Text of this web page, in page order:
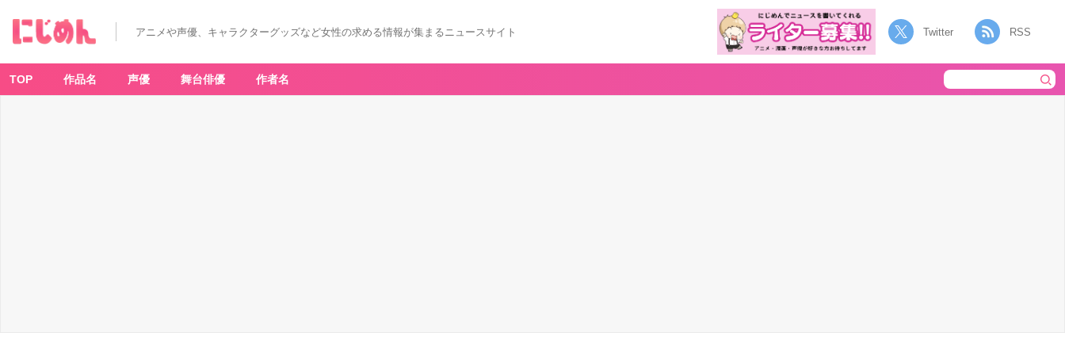
アニメや声優、キャラクターグッズなど女性の求める情報が集まるニュースサイト Twitter RSS
TOP 作品名 声優 舞台俳優 作者名